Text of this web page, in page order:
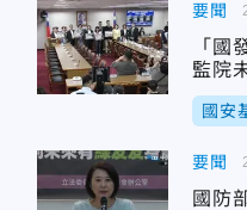
要聞
「國
監院
國安
要聞
國防